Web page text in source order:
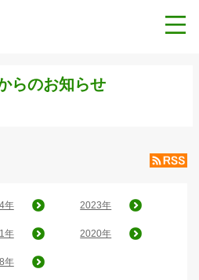
らのお知らせ
年 2023年
年 2020年
年